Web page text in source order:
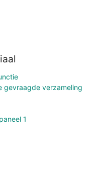
gevraagde verzameling
1